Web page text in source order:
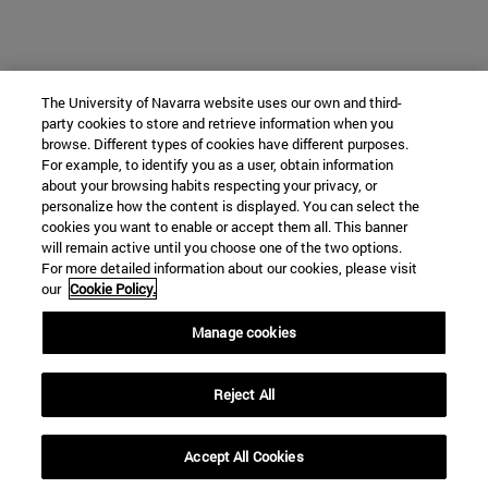
The University of Navarra website uses our own and third-
party cookies to store and retrieve information when you
browse. Different types of cookies have different purposes.
For example, to identify you as a user, obtain information
about your browsing habits respecting your privacy, or
personalize how the content is displayed. You can select the
cookies you want to enable or accept them all. This banner
will remain active until you choose one of the two options.
For more detailed information about our cookies, please visit
our Cookie Policy.
Manage cookies
Reject All
Accept All Cookies